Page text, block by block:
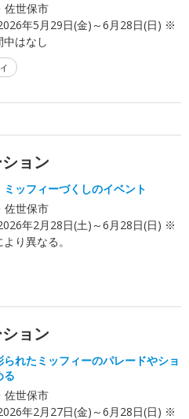
佐世保市
年5月29日(金)～6月28日(日) ※
はなし
ョン
ミッフィーづくしのイベント
佐世保市
年2月28日(土)～6月28日(日) ※
り異なる。
ョン
れたミッフィーのパレードやショ
る
佐世保市
年2月27日(金)～6月28日(日) ※